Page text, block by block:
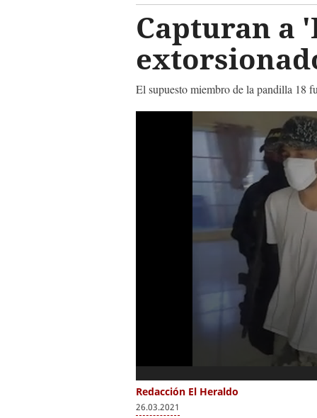
Capturan a
El supuesto miembro de la pandilla 18
Volume
Redacción El Heraldo
26.03.2021